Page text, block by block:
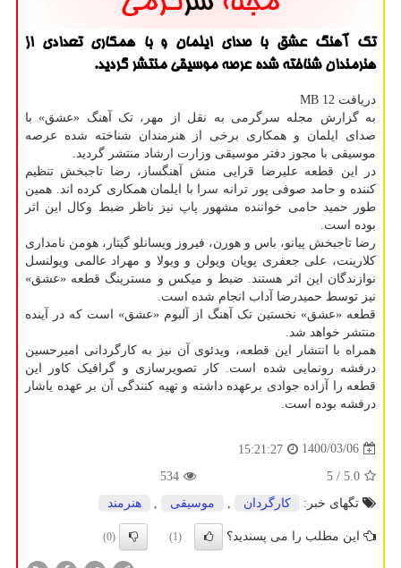
تک آهنگ عشق با صدای ایلمان و با همکاری تعدادی از
هنرمندان شناخته شده عرصه موسیقی منتشر گردید.
دریافت 12 MB
به گزارش مجله سرگرمی به نقل از مهر، تک آهنگ «عشق» با
صدای ایلمان و همکاری برخی از هنرمندان شناخته شده عرصه
موسیقی با مجوز دفتر موسیقی وزارت ارشاد منتشر گردید.
در این قطعه علیرضا قرایی منش آهنگساز، رضا تاجبخش تنظیم
کننده و حامد صوفی پور ترانه سرا با ایلمان همکاری کرده اند. همین
طور حمید حامی خواننده مشهور پاپ نیز ناظر ضبط وکال این اثر
بوده است.
رضا تاجبخش پیانو، باس و هورن، فیروز ویسانلو گیتار، هومن نامداری
کلارینت، علی جعفری پویان ویولن و ویولا و مهراد عالمی ویولنسل
نوازندگان این اثر هستند. ضبط و میکس و مسترینگ قطعه «عشق»
نیز توسط حمیدرضا آداب انجام شده است.
قطعه «عشق» نخستین تک آهنگ از آلبوم «عشق» است که در آینده
منتشر خواهد شد.
همراه با انتشار این قطعه، ویدئوی آن نیز به کارگردانی امیرحسین
درفشه رونمایی شده است. کار تصویرسازی و گرافیک کاور این
قطعه را آزاده جوادی برعهده داشته و تهیه کنندگی آن بر عهده یاشار
درفشه بوده است.
1400/03/06
15:21:27
5.0
/ 5
534
تگهای خبر:
كارگردان موسیقی هنرمند
این مطلب را می پسندید؟ (1)
(0)